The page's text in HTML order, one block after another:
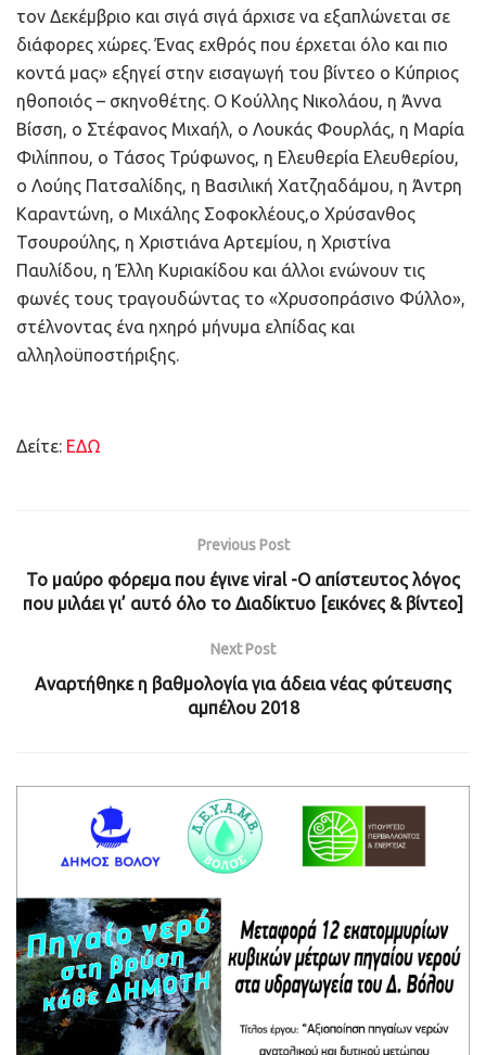
τον Δεκέμβριο και σιγά σιγά άρχισε να εξαπλώνεται σε
διάφορες χώρες. Ένας εχθρός που έρχεται όλο και πιο
κοντά μας» εξηγεί στην εισαγωγή του βίντεο ο Κύπριος
ηθοποιός – σκηνοθέτης. Ο Κούλλης Νικολάου, η Άννα
Βίσση, ο Στέφανος Μιχαήλ, ο Λουκάς Φουρλάς, η Μαρία
Φιλίππου, ο Τάσος Τρύφωνος, η Ελευθερία Ελευθερίου,
ο Λούης Πατσαλίδης, η Βασιλική Χατζηαδάμου, η Άντρη
Καραντώνη, ο Μιχάλης Σοφοκλέους,ο Χρύσανθος
Τσουρούλης, η Χριστιάνα Αρτεμίου, η Χριστίνα
Παυλίδου, η Έλλη Κυριακίδου και άλλοι ενώνουν τις
φωνές τους τραγουδώντας το «Χρυσοπράσινο Φύλλο»,
στέλνοντας ένα ηχηρό μήνυμα ελπίδας και
αλληλοϋποστήριξης.
Δείτε: ΕΔΩ
Previous Post
Το μαύρο φόρεμα που έγινε viral -Ο απίστευτος λόγος
που μιλάει γι’ αυτό όλο το Διαδίκτυο [εικόνες & βίντεο]
Next Post
Αναρτήθηκε η βαθμολογία για άδεια νέας φύτευσης
αμπέλου 2018